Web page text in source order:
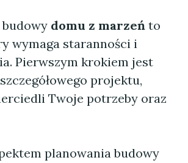
domu z marzeń to
wymaga staranności i
Pierwszym krokiem jest
projektu,
Twoje potrzeby oraz
planowania budowy